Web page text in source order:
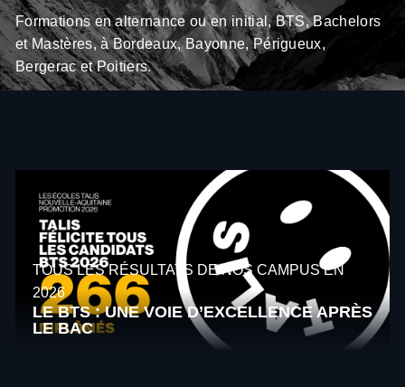
Formations en alternance ou en initial, BTS, Bachelors
et Mastères, à Bordeaux, Bayonne, Périgueux,
Bergerac et Poitiers.
TOUS LES RÉSULTATS DE NOS CAMPUS EN
2026
LE BTS : UNE VOIE D’EXCELLENCE APRÈS
LE BAC